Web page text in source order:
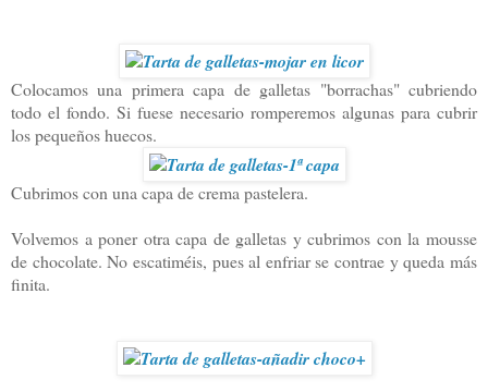
Colocamos una primera capa de galletas "borrachas" cubriendo
todo el fondo. Si fuese necesario romperemos algunas para cubrir
los pequeños huecos.
Cubrimos con una capa de crema pastelera.
Volvemos a poner otra capa de galletas y cubrimos con la mousse
de chocolate. No escatiméis, pues al enfriar se contrae y queda más
finita.